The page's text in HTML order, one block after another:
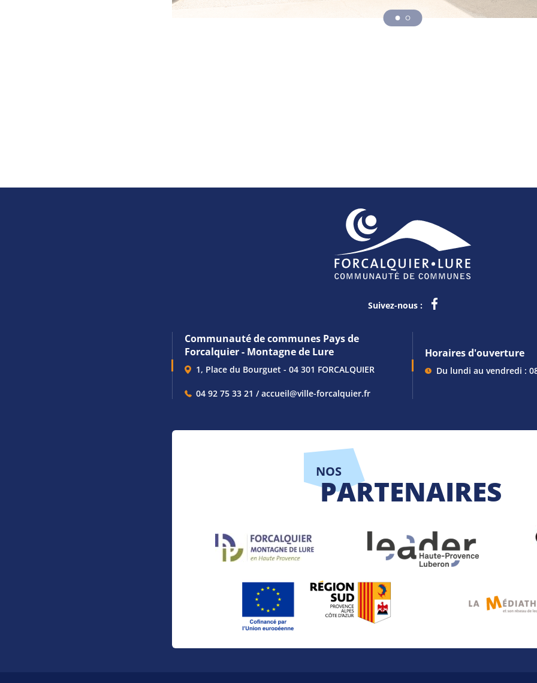
Suivez-nous :
Communauté de communes Pays de
Forcalquier - Montagne de Lure
1, Place du Bourguet - 04 301 FORCALQUIER
04 92 75 33 21 / accueil@ville-forcalquier.fr
Horaires d'ouverture
Du lundi au vendredi :
NOS
PARTENAIRES